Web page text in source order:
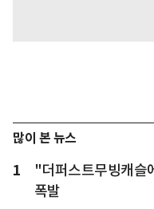
많이 본 뉴스
1
"더퍼스트무빙캐슬
폭발